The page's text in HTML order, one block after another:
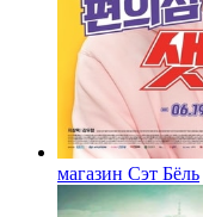
магазин Сэт Бёль